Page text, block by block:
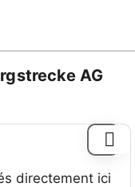
AG
directement ici